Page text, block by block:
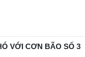
VỚI CƠN BÃO SỐ 3